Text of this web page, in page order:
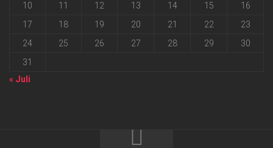
10
11 12 13 14 15
16
17
18 19 20 21 22
23
24
25 26 27 28 29
30
31
« Juli